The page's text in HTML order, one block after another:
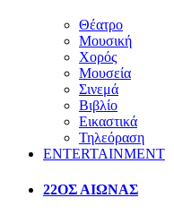
Θέατρο
Μουσική
Χορός
Μουσεία
Σινεμά
Βιβλίο
Εικαστικά
Τηλεόραση
ENTERTAINMENT
22ΟΣ ΑΙΩΝΑΣ